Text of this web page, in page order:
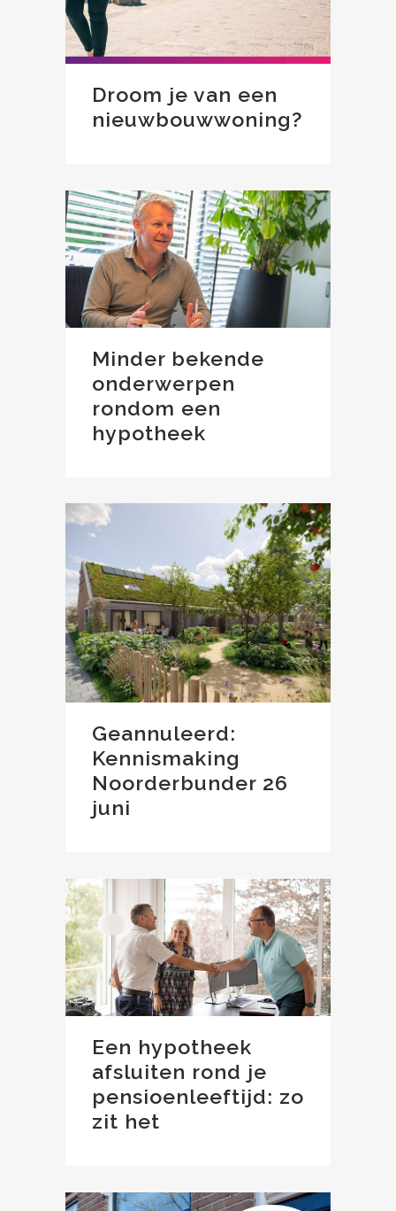
Droom je van een
nieuwbouwwoning?
Minder bekende
onderwerpen
rondom een
hypotheek
Geannuleerd:
Kennismaking
Noorderbunder 26
juni
Een hypotheek
afsluiten rond je
pensioenleeftijd: zo
zit het